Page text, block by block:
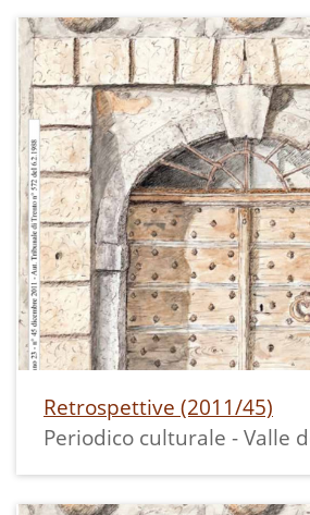
Retrospettive (2011/45)
Periodico culturale - Valle